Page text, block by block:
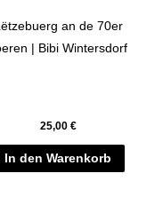
an de 70er
| Bibi Wintersdorf
25,00 €
In den Warenkorb